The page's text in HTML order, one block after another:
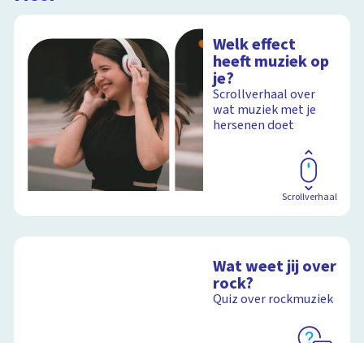
Welk effect
heeft muziek op
je?
Scrollverhaal over
wat muziek met je
hersenen doet
Scrollverhaal
Wat weet jij over
rock?
Quiz over rockmuziek